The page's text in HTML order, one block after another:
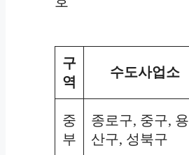
구
역
수도사업소
중
부
종로구, 중구, 용
산구, 성북구